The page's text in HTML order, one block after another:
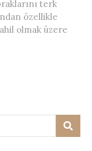
terk
özellikle
olmak üzere